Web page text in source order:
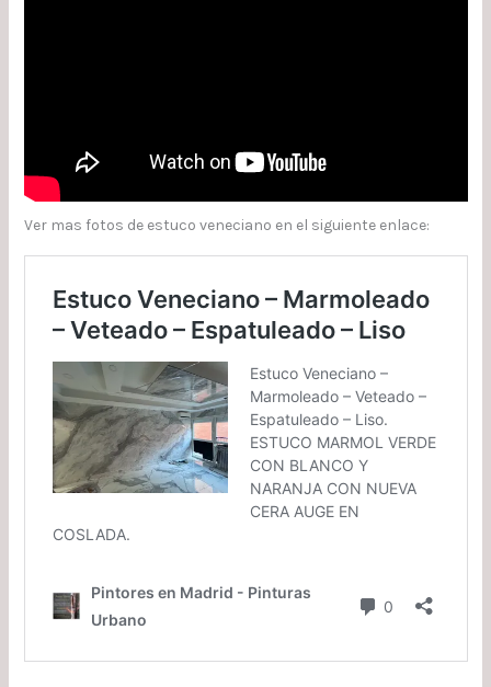
Ver mas fotos de estuco veneciano en el siguiente enlace: